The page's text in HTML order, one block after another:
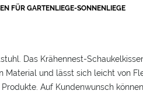
FÜR GARTENLIEGE-SONNENLIEGE
Das Krähennest-
und lässt sich leicht von
Auf Kundenwunsch